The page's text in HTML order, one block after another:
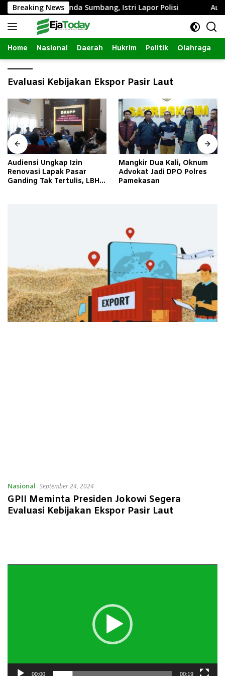
Langsung
ke
konten
Breaking News
dengan Janda Sumbang, Istri Lapor Polisi
Home Nasional Daerah Hukrim Politik Olahraga
Evaluasi Kebijakan Ekspor Pasir Laut
Audiensi Ungkap Izin
Renovasi Lapak Pasar
Ganding Tak Tertulis, LBH
Mangkir Dua Kali, Oknum
Advokat Jadi DPO Polres
Pamekasan
Nasional September 24, 2024
GPII Meminta Presiden Jokowi Segera
Evaluasi Kebijakan Ekspor Pasir Laut
00:00 00:19